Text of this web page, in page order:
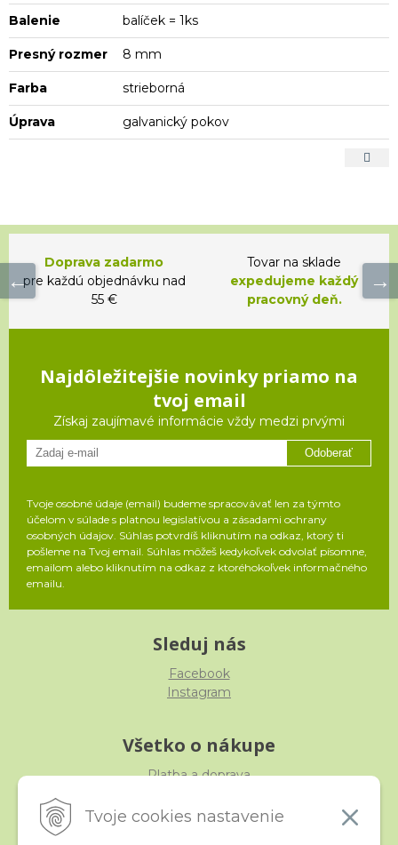
Tvoje cookies nastavenie
Balenie balíček = 1ks
Presný rozmer 8 mm
Farba strieborná
Úprava galvanický pokov
Doprava zadarmo
pre každú objednávku nad
55 €
Tovar na sklade
expedujeme každý
pracovný deň.
Najdôležitejšie novinky priamo na
tvoj email
Získaj zaujímavé informácie vždy medzi prvými
Odoberať
Tvoje osobné údaje (email) budeme spracovávať len za týmto
účelom v súlade s platnou legislatívou a zásadami ochrany
osobných údajov. Súhlas potvrdíš kliknutím na odkaz, ktorý ti
pošleme na Tvoj email. Súhlas môžeš kedykoľvek odvolať písomne,
emailom alebo kliknutím na odkaz z ktoréhokoľvek informačného
emailu.
Sleduj nás
Facebook
Instagram
Všetko o nákupe
Platba a doprava
Obchodné podmienky